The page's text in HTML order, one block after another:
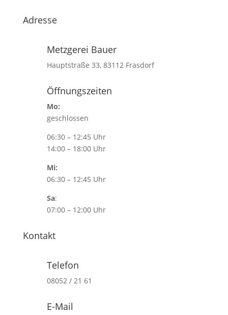
Adresse
Metzgerei Bauer
Hauptstraße 33, 83112 Frasdorf
Öffnungszeiten
Mo:
geschlossen
06:30 – 12:45 Uhr
14:00 – 18:00 Uhr
Mi:
06:30 – 12:45 Uhr
Sa:
07:00 – 12:00 Uhr
Kontakt
Telefon
08052 / 21 61
E-Mail